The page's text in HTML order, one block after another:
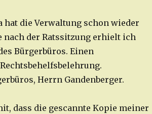
hat die Verwaltung schon wieder
nach der Ratssitzung erhielt ich
Bürgerbüros. Einen
Herrn Gandenberger.
dass die gescannte Kopie meiner